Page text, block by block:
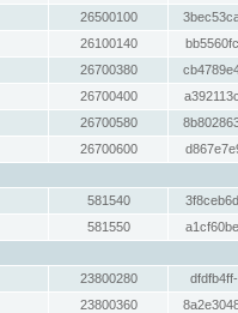
26500100
26100140
26700380
26700400
26700580
26700600
581540
581550
23800280
23800360